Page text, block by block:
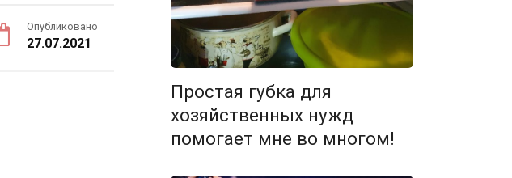
Опубликовано
27.07.2021
Простая губка для
хозяйственных нужд
помогает мне во многом!